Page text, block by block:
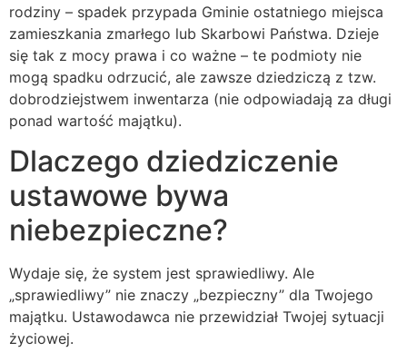
rodziny – spadek przypada Gminie ostatniego miejsca
zamieszkania zmarłego lub Skarbowi Państwa. Dzieje
się tak z mocy prawa i co ważne – te podmioty nie
mogą spadku odrzucić, ale zawsze dziedziczą z tzw.
dobrodziejstwem inwentarza (nie odpowiadają za długi
ponad wartość majątku).
Dlaczego dziedziczenie
ustawowe bywa
niebezpieczne?
Wydaje się, że system jest sprawiedliwy. Ale
„sprawiedliwy” nie znaczy „bezpieczny” dla Twojego
majątku. Ustawodawca nie przewidział Twojej sytuacji
życiowej.